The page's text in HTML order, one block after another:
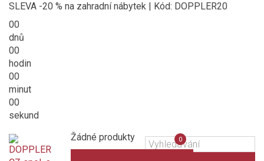
SLEVA -20 % na zahradní nábytek | Kód: DOPPLER20
00
dnů
00
hodin
00
minut
00
sekund
Košík
(prázdný)
Žádné produkty
Porovnání
produktů
0